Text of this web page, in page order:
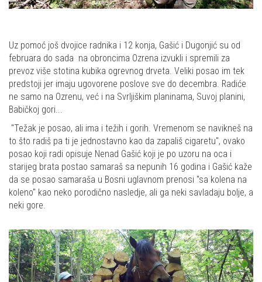
Uz pomoć još dvojice radnika i 12 konja, Gašić i Dugonjić su od
februara do sada na obroncima Ozrena izvukli i spremili za
prevoz više stotina kubika ogrevnog drveta. Veliki posao im tek
predstoji jer imaju ugovorene poslove sve do decembra. Radiće
ne samo na Ozrenu, već i na Svrljiškim planinama, Suvoj planini,
Babičkoj gori...
"Težak je posao, ali ima i težih i gorih. Vremenom se navikneš na
to što radiš pa ti je jednostavno kao da zapališ cigaretu", ovako
posao koji radi opisuje Nenad Gašić koji je po uzoru na oca i
starijeg brata postao samaraš sa nepunih 16 godina i Gašić kaže
da se posao samaraša u Bosni uglavnom prenosi "sa kolena na
koleno" kao neko porodično nasledje, ali ga neki savladaju bolje, a
neki gore.